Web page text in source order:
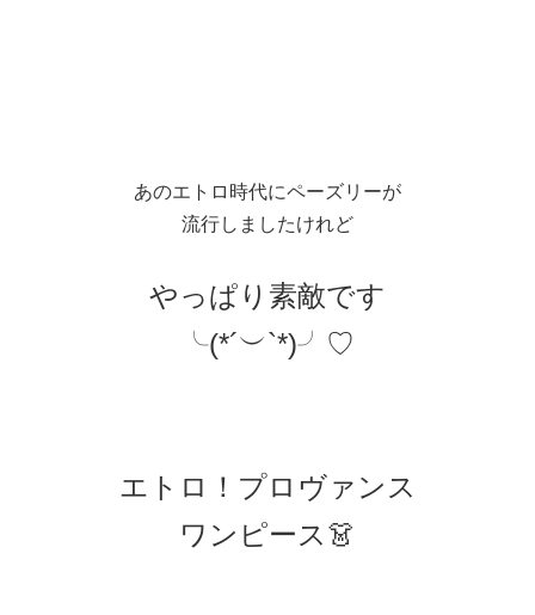
あのエトロ時代にペーズリーが
流行しましたけれど
やっぱり素敵です
╰(*´︶`*)╯♡
エトロ！プロヴァンス
ワンピース👗